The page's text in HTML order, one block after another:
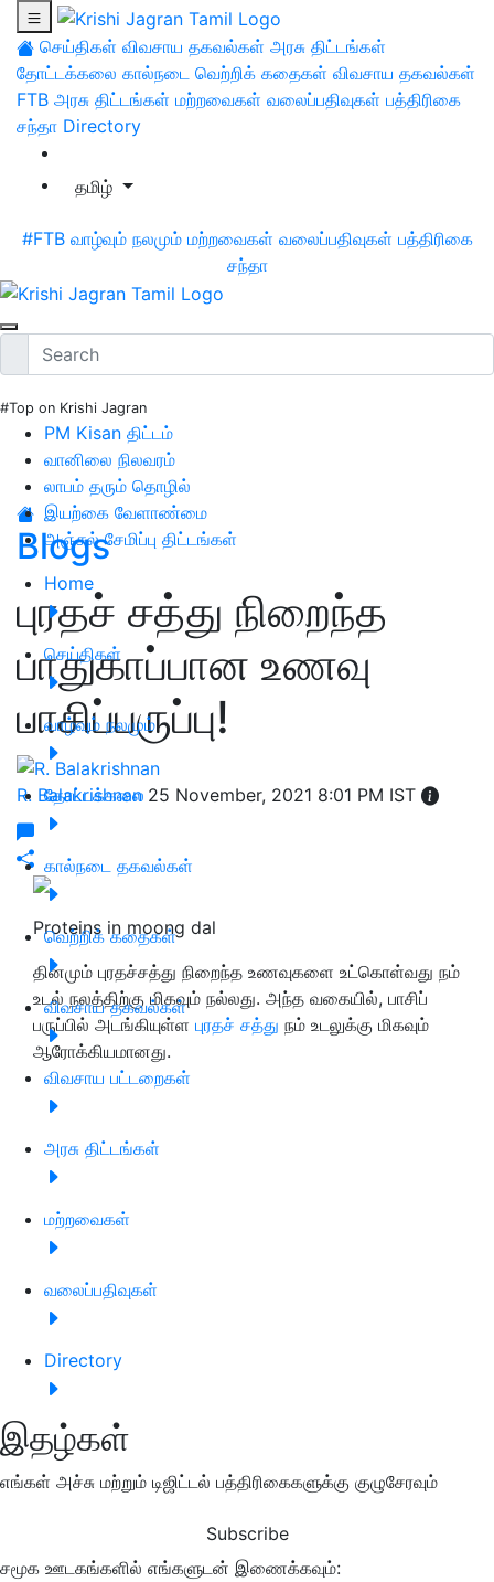
செய்திகள் விவசாய தகவல்கள் அரசு திட்டங்கள்
தோட்டக்கலை கால்நடை வெற்றிக் கதைகள் விவசாய தகவல்கள்
FTB அரசு திட்டங்கள் மற்றவைகள் வலைப்பதிவுகள் பத்திரிகை
சந்தா Directory
தமிழ்
#FTB வாழ்வும் நலமும் மற்றவைகள் வலைப்பதிவுகள் பத்திரிகை
சந்தா
#Top on Krishi Jagran
PM Kisan திட்டம்
வானிலை நிலவரம்
லாபம் தரும் தொழில்
இயற்கை வேளாண்மை
அஞ்சல் சேமிப்பு திட்டங்கள்
Home
செய்திகள்
வாழ்வும் நலமும்
தோட்டக்கலை
கால்நடை தகவல்கள்
வெற்றிக் கதைகள்
விவசாய தகவல்கள்
விவசாய பட்டறைகள்
அரசு திட்டங்கள்
மற்றவைகள்
வலைப்பதிவுகள்
Directory
இதழ்கள்
எங்கள் அச்சு மற்றும் டிஜிட்டல் பத்திரிகைகளுக்கு குழுசேரவும்
Subscribe
சமூக ஊடகங்களில் எங்களுடன் இணைக்கவும்:
Blogs
புரதச் சத்து நிறைந்த
பாதுகாப்பான உணவு
பாசிப்பருப்பு!
R. Balakrishnan 25 November, 2021 8:01 PM IST
Proteins in moong dal
தினமும் புரதச்சத்து நிறைந்த உணவுகளை உட்கொள்வது நம்
உடல் நலத்திற்கு மிகவும் நல்லது. அந்த வகையில், பாசிப்
பருப்பில் அடங்கியுள்ள புரதச் சத்து நம் உடலுக்கு மிகவும்
ஆரோக்கியமானது.